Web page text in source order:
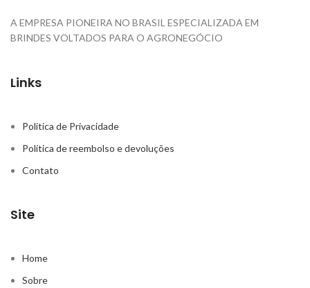
A EMPRESA PIONEIRA NO BRASIL ESPECIALIZADA EM
BRINDES VOLTADOS PARA O AGRONEGÓCIO
Links
Politica de Privacidade
Política de reembolso e devoluções
Contato
Site
Home
Sobre